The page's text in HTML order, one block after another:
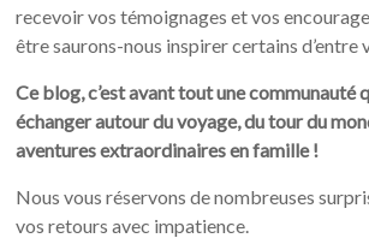
recevoir vos témoignages et vos
être saurons-nous inspirer certains d’entre
Ce blog, c’est avant tout une communauté
échanger autour du voyage, du tour du
aventures extraordinaires en famille !
Nous vous réservons de nombreuses
vos retours avec impatience.